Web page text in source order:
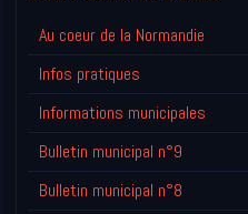
Au coeur de la Normandie
Infos pratiques
Informations municipales
Bulletin municipal n°9
Bulletin municipal n°8